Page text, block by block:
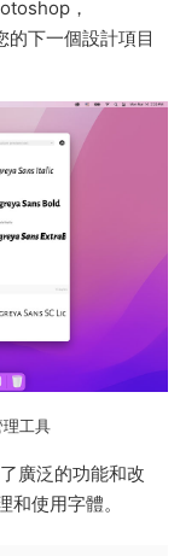
，
下一個設計項目
工具
廣泛的功能和改
使用字體。